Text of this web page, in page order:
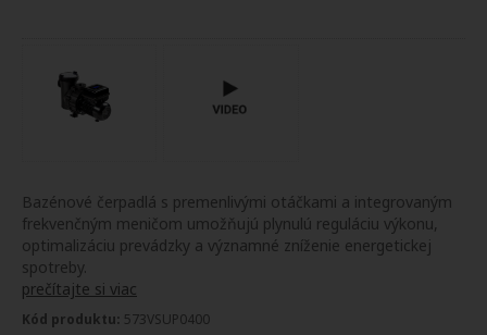
Bazénové čerpadlá s premenlivými otáčkami a integrovaným
frekvenčným meničom umožňujú plynulú reguláciu výkonu,
optimalizáciu prevádzky a významné zníženie energetickej
spotreby.
prečítajte si viac
Kód produktu: 573VSUP0400